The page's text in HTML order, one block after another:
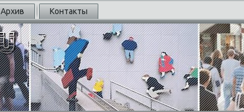
Архив Контакты